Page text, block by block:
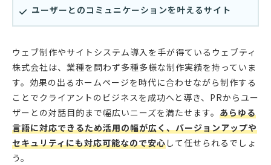
ユーザーとのコミュニケーションを叶えるサイト
ウェブ制作やサイトシステム導入を手が得ているウェブティ
株式会社は、業種を問わず多種多様な制作実績を持っていま
す。効果の出るホームページを時代に合わせながら制作する
ことでクライアントのビジネスを成功へと導き、PRからユー
ザーとの対話目的まで幅広いニーズを満たせます。 あらゆる
言語に対応できるため活用の幅が広く、バージョンアップや
セキュリティにも対応可能なので安心して任せられるでしょ
う。